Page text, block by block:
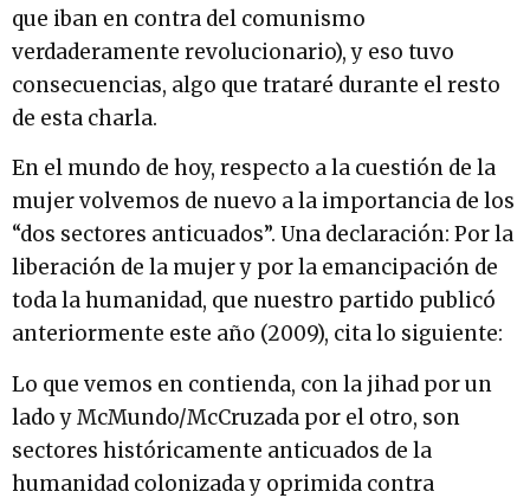
que iban en contra del comunismo
verdaderamente revolucionario), y eso tuvo
consecuencias, algo que trataré durante el resto
de esta charla.
En el mundo de hoy, respecto a la cuestión de la
mujer volvemos de nuevo a la importancia de los
“dos sectores anticuados”. Una declaración: Por la
liberación de la mujer y por la emancipación de
toda la humanidad, que nuestro partido publicó
anteriormente este año (2009), cita lo siguiente:
Lo que vemos en contienda, con la jihad por un
lado y McMundo/McCruzada por el otro, son
sectores históricamente anticuados de la
humanidad colonizada y oprimida contra